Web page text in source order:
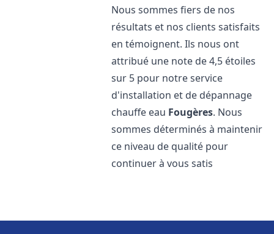
Nous sommes fiers de nos
résultats et nos clients satisfaits
en témoignent. Ils nous ont
attribué une note de 4,5 étoiles
sur 5 pour notre service
d'installation et de dépannage
chauffe eau Fougères. Nous
sommes déterminés à maintenir
ce niveau de qualité pour
continuer à vous satis